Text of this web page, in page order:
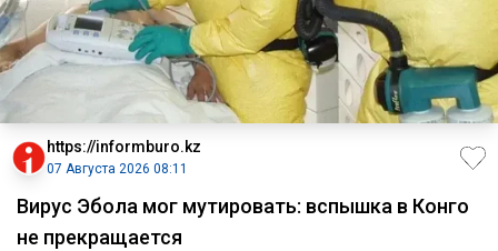
https://informburo.kz
07 Августа 2026 08:11
Вирус Эбола мог мутировать: вспышка в Конго
не прекращается